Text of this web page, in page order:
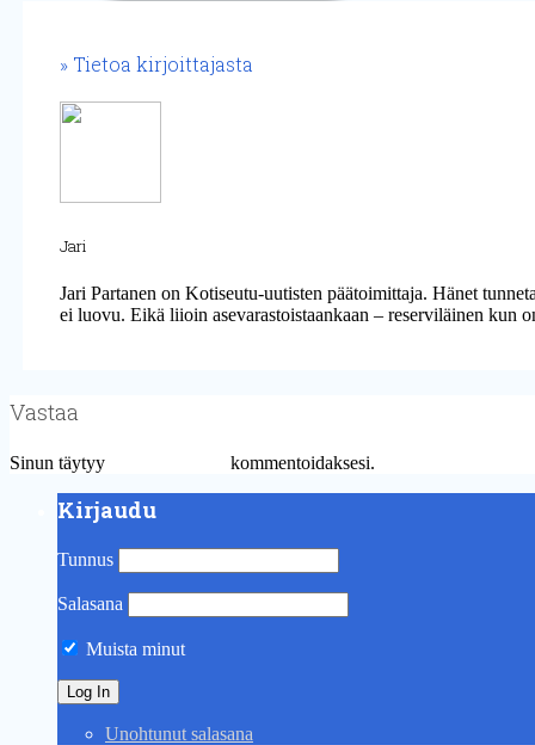
Tietoa kirjoittajasta
Jari
Jari Partanen on Kotiseutu-uutisten päätoimittaja. Hänet
ei luovu. Eikä liioin asevarastoistaankaan – reserviläinen kun
Vastaa
Sinun täytyy kommentoidaksesi.
Kirjaudu
Tunnus
Salasana
Muista minut
Unohtunut salasana